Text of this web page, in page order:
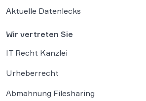
Aktuelle Datenlecks
Wir vertreten Sie
IT Recht Kanzlei
Urheberrecht
Abmahnung Filesharing